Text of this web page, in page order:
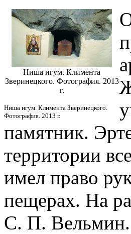
Ниша игум. Климента
Зверинецкого. Фотография. 2013
г.
Ниша игум. Климента Зверинецкого.
Фотография. 2013 г.
памятник.
территории
имел право
пещерах. На
С. П. Вельмин.